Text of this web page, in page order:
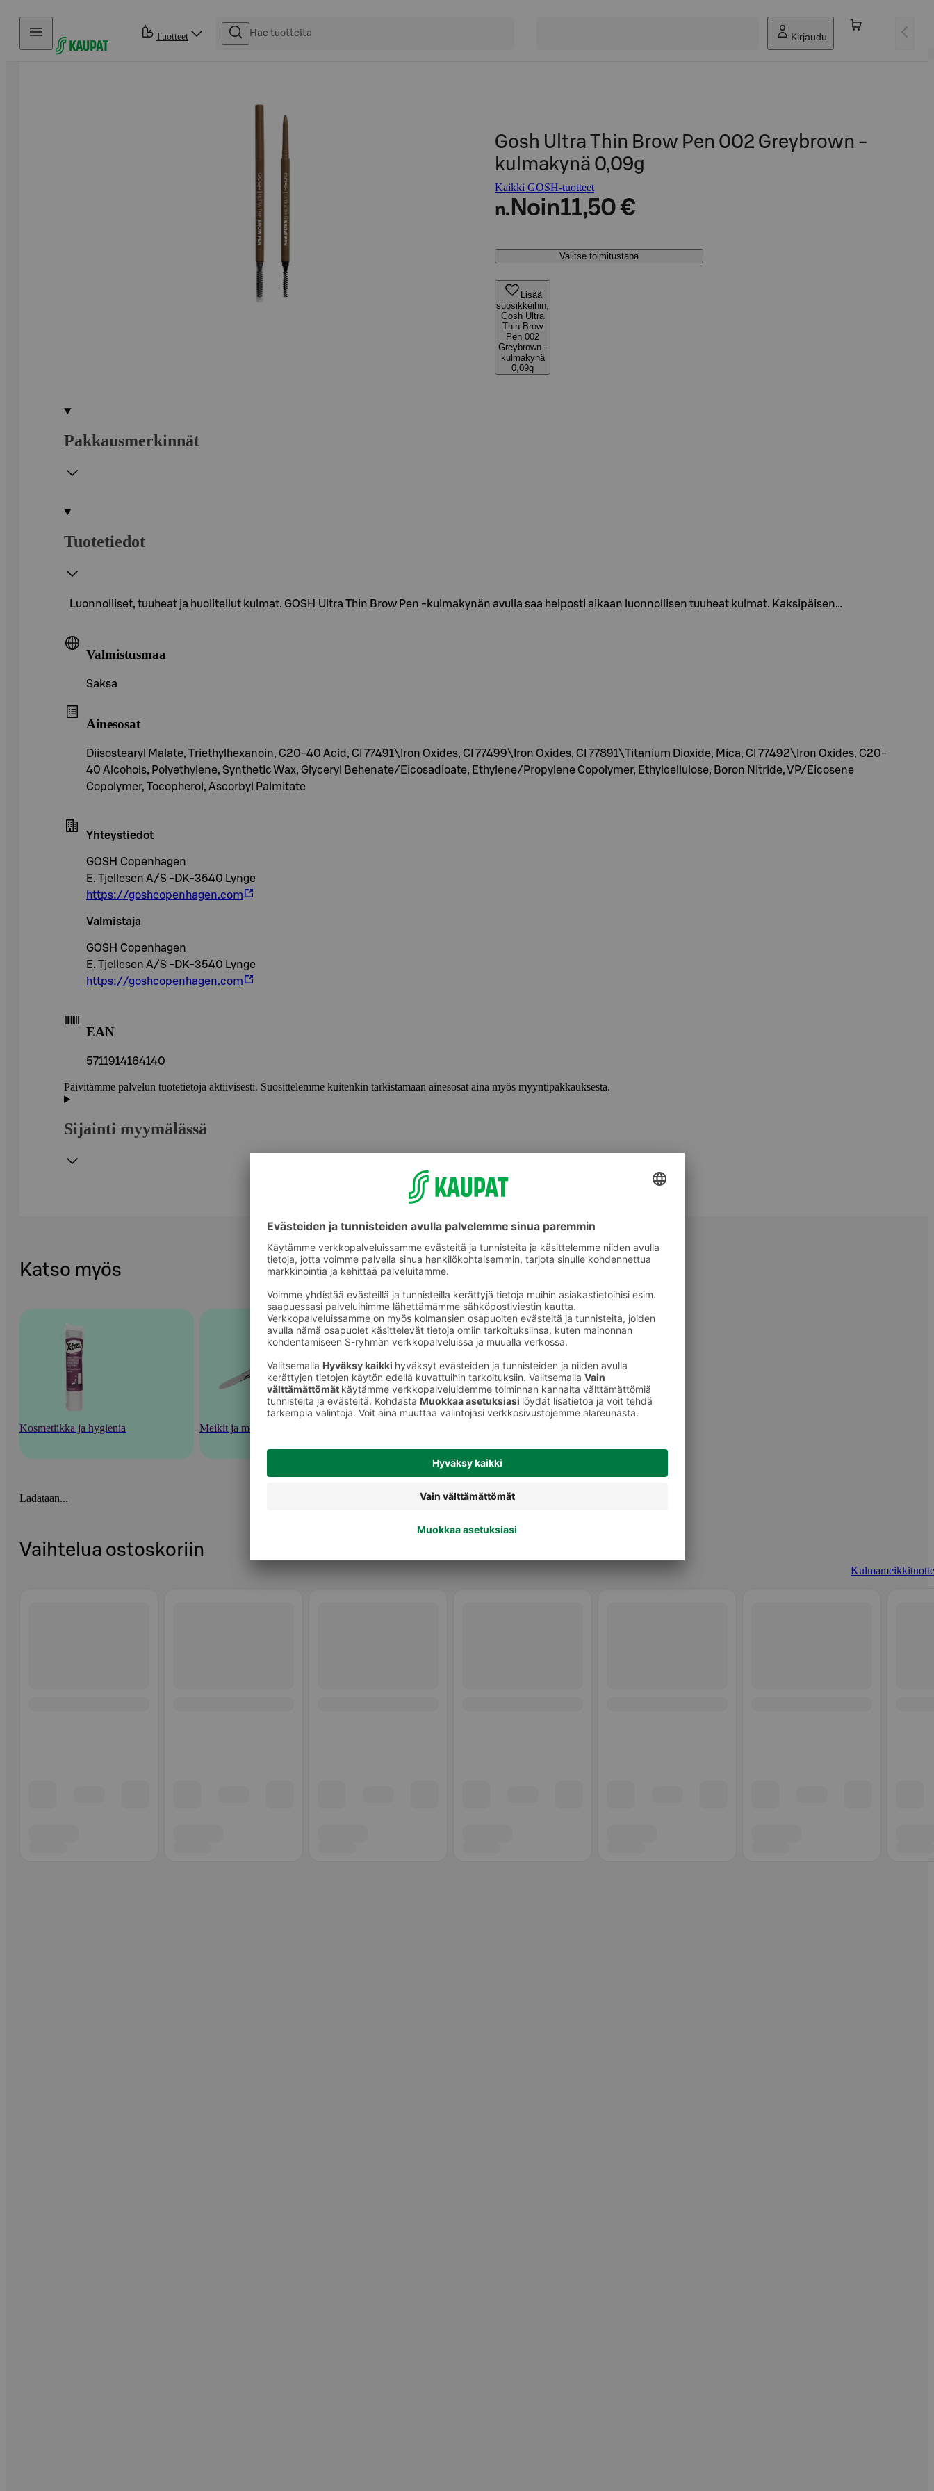
Hyppää sisältöön
Tuotteet Kirjaudu
Gosh Ultra Thin Brow Pen 002 Greybrown -
kulmakynä 0,09g
Kaikki GOSH-tuotteet
n. Noin11,50 €
Valitse toimitustapa
Lisää
suosikkeihin,
Gosh Ultra
Thin Brow
Pen 002
Greybrown -
kulmakynä
0,09g
Pakkausmerkinnät
Tuotetiedot
Luonnolliset, tuuheat ja huolitellut kulmat. GOSH Ultra Thin Brow Pen -kulmakynän avulla saa helposti aikaan luonnollisen tuuheat kulmat. Kaksipäisen…
Valmistusmaa
Saksa
Ainesosat
Diisostearyl Malate, Triethylhexanoin, C20-40 Acid, CI 77491\Iron Oxides, CI 77499\Iron Oxides, CI 77891\Titanium Dioxide, Mica, CI 77492\Iron Oxides, C20-
40 Alcohols, Polyethylene, Synthetic Wax, Glyceryl Behenate/Eicosadioate, Ethylene/Propylene Copolymer, Ethylcellulose, Boron Nitride, VP/Eicosene
Copolymer, Tocopherol, Ascorbyl Palmitate
Yhteystiedot
GOSH Copenhagen
E. Tjellesen A/S -DK-3540 Lynge
https://goshcopenhagen.com
Valmistaja
GOSH Copenhagen
E. Tjellesen A/S -DK-3540 Lynge
https://goshcopenhagen.com
EAN
5711914164140
Päivitämme palvelun tuotetietoja aktiivisesti. Suosittelemme kuitenkin tarkistamaan ainesosat aina myös myyntipakkauksesta.
Sijainti myymälässä
Katso myös
Kosmetiikka ja hygienia Meikit ja meikkaustarvikkeet
Ladataan...
Vaihtelua ostoskoriin